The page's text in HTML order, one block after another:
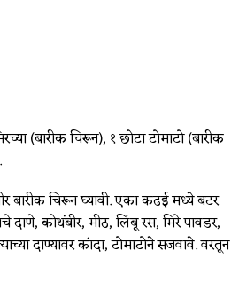
(बारीक चिरून), १ छोटा टोमाटो (बारीक
बारीक चिरून घ्यावी. एका कढई मध्ये बटर
कोथंबीर, मीठ, लिंबू रस, मिरे पावडर,
दाण्यावर कांदा, टोमाटोने सजवावे. वरतून